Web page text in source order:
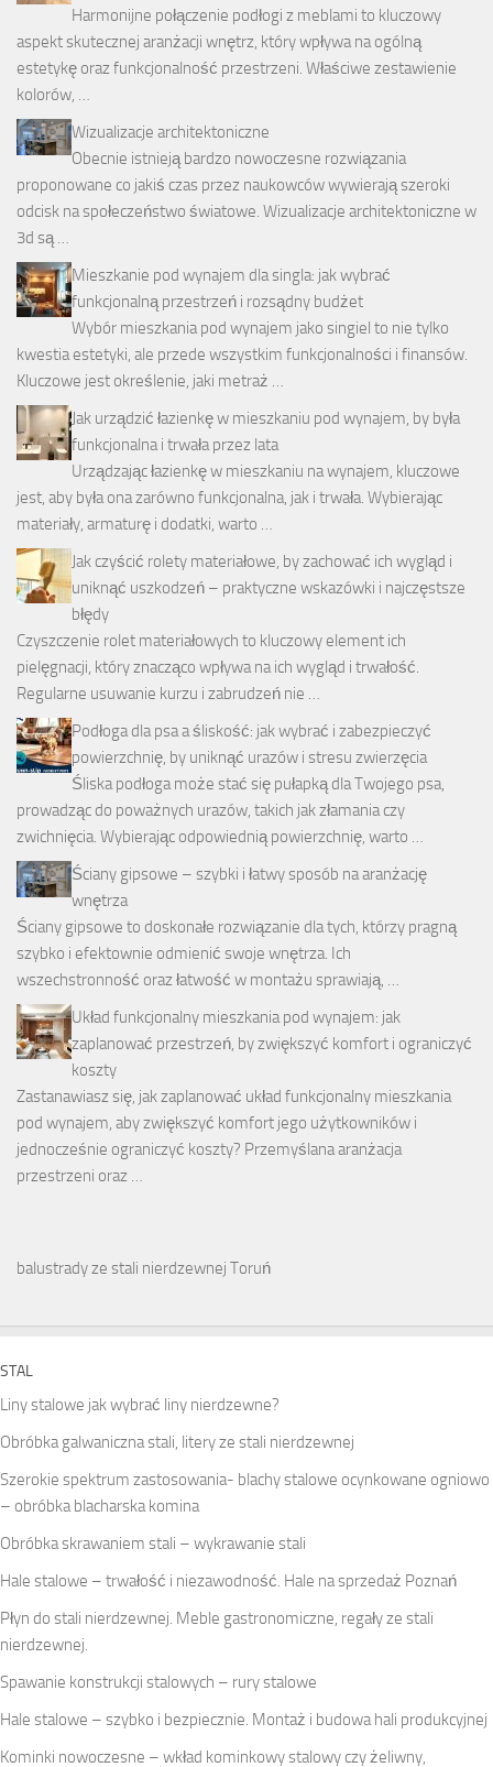
Harmonijne połączenie podłogi z meblami to kluczowy
aspekt skutecznej aranżacji wnętrz, który wpływa na ogólną
estetykę oraz funkcjonalność przestrzeni. Właściwe zestawienie
kolorów, …
Wizualizacje architektoniczne
Obecnie istnieją bardzo nowoczesne rozwiązania
proponowane co jakiś czas przez naukowców wywierają szeroki
odcisk na społeczeństwo światowe. Wizualizacje architektoniczne w
3d są …
Mieszkanie pod wynajem dla singla: jak wybrać
funkcjonalną przestrzeń i rozsądny budżet
Wybór mieszkania pod wynajem jako singiel to nie tylko
kwestia estetyki, ale przede wszystkim funkcjonalności i finansów.
Kluczowe jest określenie, jaki metraż …
Jak urządzić łazienkę w mieszkaniu pod wynajem, by była
funkcjonalna i trwała przez lata
Urządzając łazienkę w mieszkaniu na wynajem, kluczowe
jest, aby była ona zarówno funkcjonalna, jak i trwała. Wybierając
materiały, armaturę i dodatki, warto …
Jak czyścić rolety materiałowe, by zachować ich wygląd i
uniknąć uszkodzeń – praktyczne wskazówki i najczęstsze
błędy
Czyszczenie rolet materiałowych to kluczowy element ich
pielęgnacji, który znacząco wpływa na ich wygląd i trwałość.
Regularne usuwanie kurzu i zabrudzeń nie …
Podłoga dla psa a śliskość: jak wybrać i zabezpieczyć
powierzchnię, by uniknąć urazów i stresu zwierzęcia
Śliska podłoga może stać się pułapką dla Twojego psa,
prowadząc do poważnych urazów, takich jak złamania czy
zwichnięcia. Wybierając odpowiednią powierzchnię, warto …
Ściany gipsowe – szybki i łatwy sposób na aranżację
wnętrza
Ściany gipsowe to doskonałe rozwiązanie dla tych, którzy pragną
szybko i efektownie odmienić swoje wnętrza. Ich
wszechstronność oraz łatwość w montażu sprawiają, …
Układ funkcjonalny mieszkania pod wynajem: jak
zaplanować przestrzeń, by zwiększyć komfort i ograniczyć
koszty
Zastanawiasz się, jak zaplanować układ funkcjonalny mieszkania
pod wynajem, aby zwiększyć komfort jego użytkowników i
jednocześnie ograniczyć koszty? Przemyślana aranżacja
przestrzeni oraz …
balustrady ze stali nierdzewnej Toruń
STAL
Liny stalowe jak wybrać liny nierdzewne?
Obróbka galwaniczna stali, litery ze stali nierdzewnej
Szerokie spektrum zastosowania- blachy stalowe ocynkowane ogniowo
– obróbka blacharska komina
Obróbka skrawaniem stali – wykrawanie stali
Hale stalowe – trwałość i niezawodność. Hale na sprzedaż Poznań
Płyn do stali nierdzewnej. Meble gastronomiczne, regały ze stali
nierdzewnej.
Spawanie konstrukcji stalowych – rury stalowe
Hale stalowe – szybko i bezpiecznie. Montaż i budowa hali produkcyjnej
Kominki nowoczesne – wkład kominkowy stalowy czy żeliwny,